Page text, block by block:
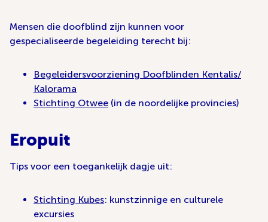
Mensen die doofblind zijn kunnen voor
gespecialiseerde begeleiding terecht bij:
Begeleidersvoorziening Doofblinden Kentalis/
Kalorama
Stichting Otwee (in de noordelijke provincies)
Eropuit
Tips voor een toegankelijk dagje uit:
Stichting Kubes: kunstzinnige en culturele
excursies